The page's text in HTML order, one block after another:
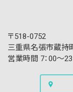
〒518-0752
三重県名張市蔵持
営業時間 7：00〜